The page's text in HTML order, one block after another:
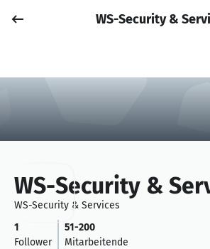
WS-Security &
WS-Security &
WS-Security & Services
1
Follower
51-200
Mitarbeitende